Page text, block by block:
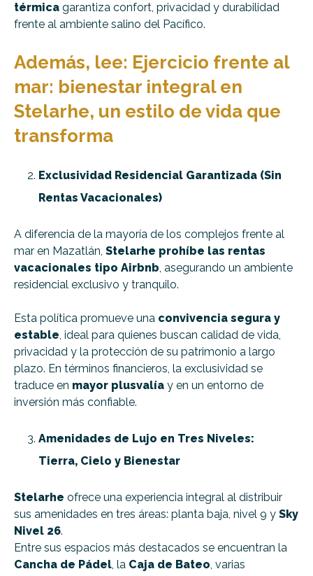
térmica garantiza confort, privacidad y durabilidad
frente al ambiente salino del Pacífico.
Además, lee: Ejercicio frente al
mar: bienestar integral en
Stelarhe, un estilo de vida que
transforma
Exclusividad Residencial Garantizada (Sin
Rentas Vacacionales)
A diferencia de la mayoría de los complejos frente al
mar en Mazatlán, Stelarhe prohíbe las rentas
vacacionales tipo Airbnb, asegurando un ambiente
residencial exclusivo y tranquilo.
Esta política promueve una convivencia segura y
estable, ideal para quienes buscan calidad de vida,
privacidad y la protección de su patrimonio a largo
plazo. En términos financieros, la exclusividad se
traduce en mayor plusvalía y en un entorno de
inversión más confiable.
Amenidades de Lujo en Tres Niveles:
Tierra, Cielo y Bienestar
Stelarhe ofrece una experiencia integral al distribuir
sus amenidades en tres áreas: planta baja, nivel 9 y Sky
Nivel 26.
Entre sus espacios más destacados se encuentran la
Cancha de Pádel, la Caja de Bateo, varias